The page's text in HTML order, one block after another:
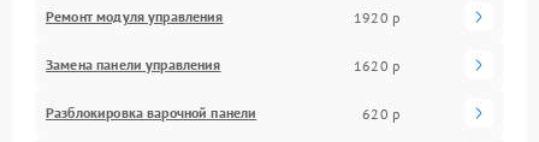
Ремонт модуля управления 1920 р
Замена панели управления 1620 р
Разблокировка варочной панели 620 р